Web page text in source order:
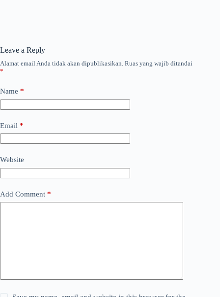
Leave a Reply
Alamat email Anda tidak akan dipublikasikan. Ruas yang wajib ditandai
*
Name *
Email *
Website
Add Comment *